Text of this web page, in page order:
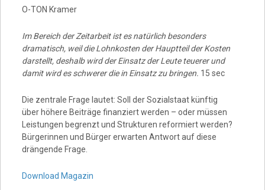
O-TON Kramer
Im Bereich der Zeitarbeit ist es natürlich besonders
dramatisch, weil die Lohnkosten der Hauptteil der Kosten
darstellt, deshalb wird der Einsatz der Leute teuerer und
damit wird es schwerer die in Einsatz zu bringen. 15 sec
Die zentrale Frage lautet: Soll der Sozialstaat künftig
über höhere Beiträge finanziert werden – oder müssen
Leistungen begrenzt und Strukturen reformiert werden?
Bürgerinnen und Bürger erwarten Antwort auf diese
drängende Frage.
Download Magazin